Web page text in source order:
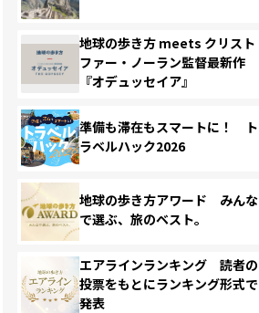
地球の歩き方 meets クリスト
ファー・ノーラン監督最新作
『オデュッセイア』
準備も滞在もスマートに！ ト
ラベルハック2026
地球の歩き方アワード みんな
で選ぶ、旅のベスト。
エアラインランキング 読者の
投票をもとにランキング形式で
発表